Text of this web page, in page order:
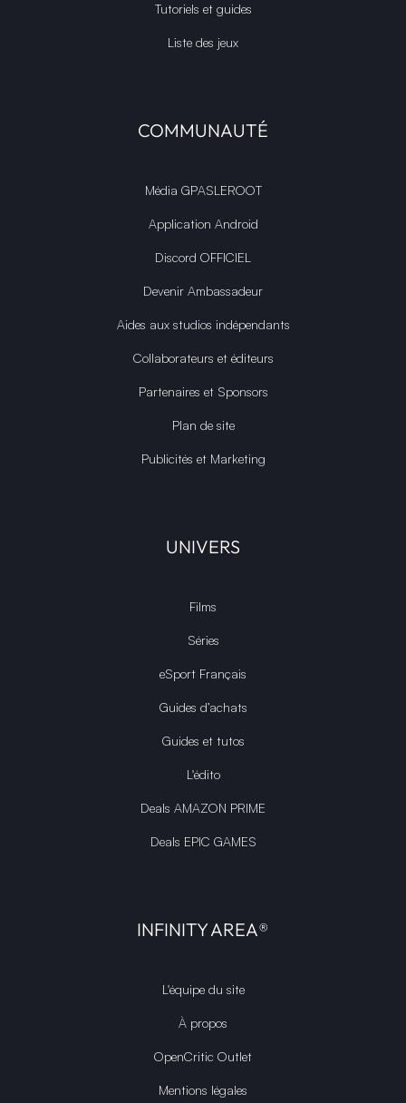
Tutoriels et guides
Liste des jeux
COMMUNAUTÉ
Média GPASLEROOT
Application Android
Discord OFFICIEL
Devenir Ambassadeur
Aides aux studios indépendants
Collaborateurs et éditeurs
Partenaires et Sponsors
Plan de site
Publicités et Marketing
UNIVERS
Films
Séries
eSport Français
Guides d’achats
Guides et tutos
L'édito
Deals AMAZON PRIME
Deals EPIC GAMES
INFINITY AREA®
L'équipe du site
À propos
OpenCritic Outlet
Mentions légales